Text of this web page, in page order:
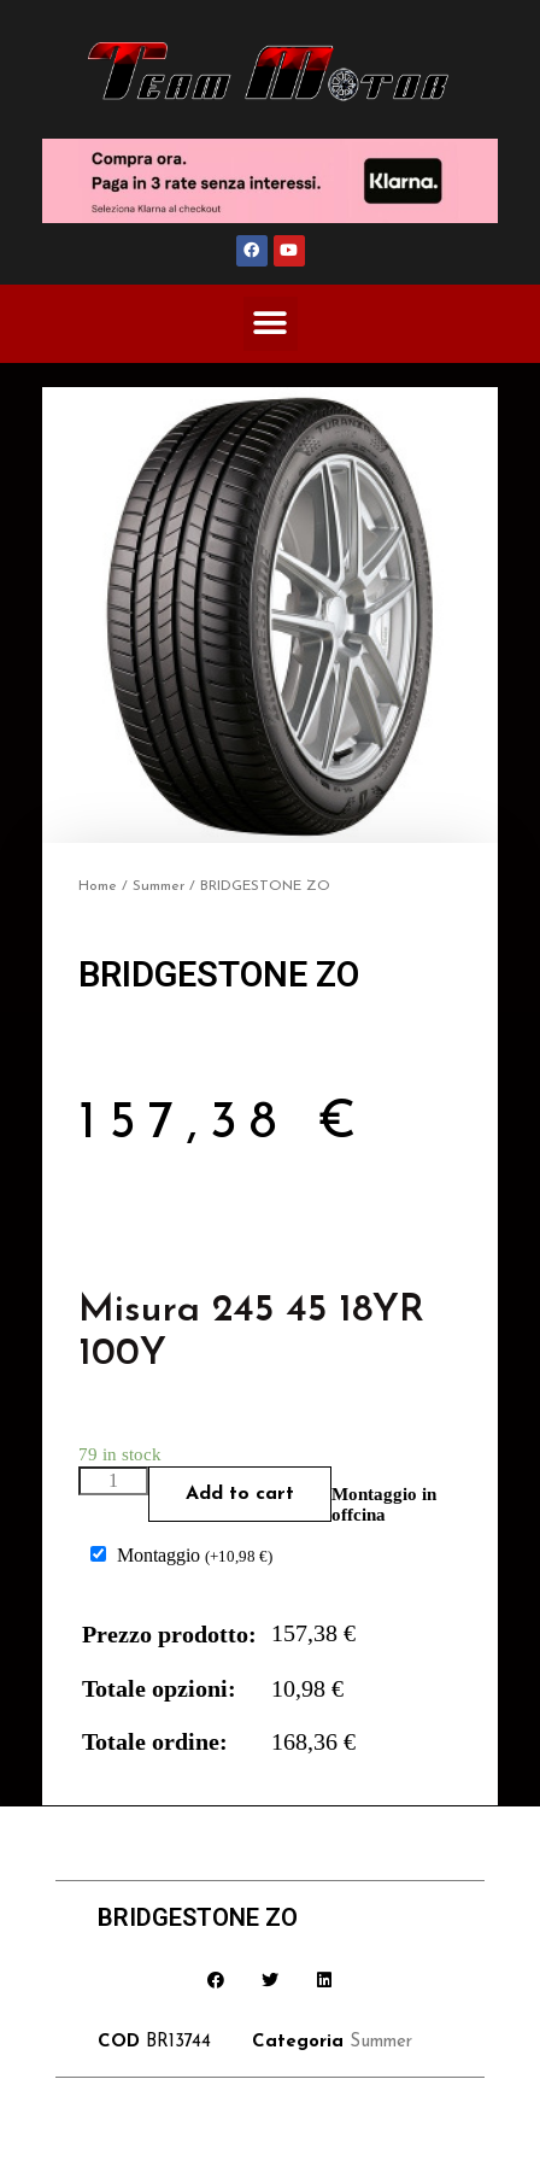
Home / Summer / BRIDGESTONE ZO
BRIDGESTONE ZO
157,38 €
Misura 245 45 18YR
100Y
79 in stock
Add to cart
Montaggio in
offcina
Montaggio (+10,98 €)
Prezzo prodotto: 157,38 €
Totale opzioni:
10,98 €
Totale ordine:
168,36 €
BRIDGESTONE ZO
COD BR13744 Categoria Summer